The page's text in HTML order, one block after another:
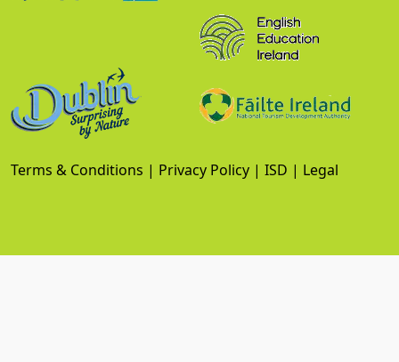
Terms & Conditions | Privacy Policy | ISD | Legal